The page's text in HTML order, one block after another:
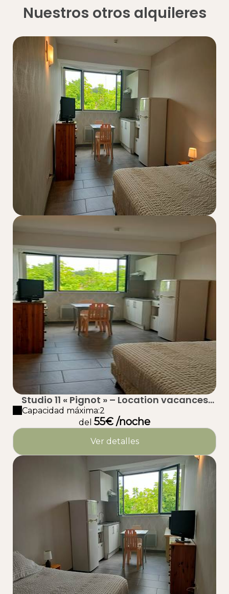
Nuestros otros alquileres
Studio 11 « Pignot » – Location vacances
proche plage à Taussat (Lanton) – Bassin
d’Arcachon
Capacidad máxima:2
del 55€ /noche
Ver detalles